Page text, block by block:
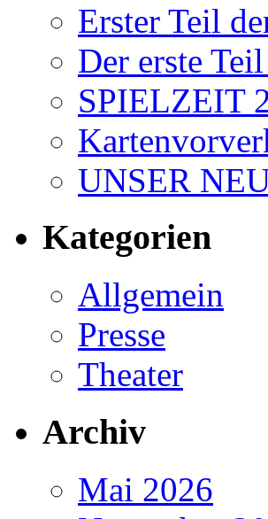
Erster Teil
Der erste
SPIELZEIT
UNSER
Kategorien
Allgemein
Presse
Theater
Archiv
Mai 2026